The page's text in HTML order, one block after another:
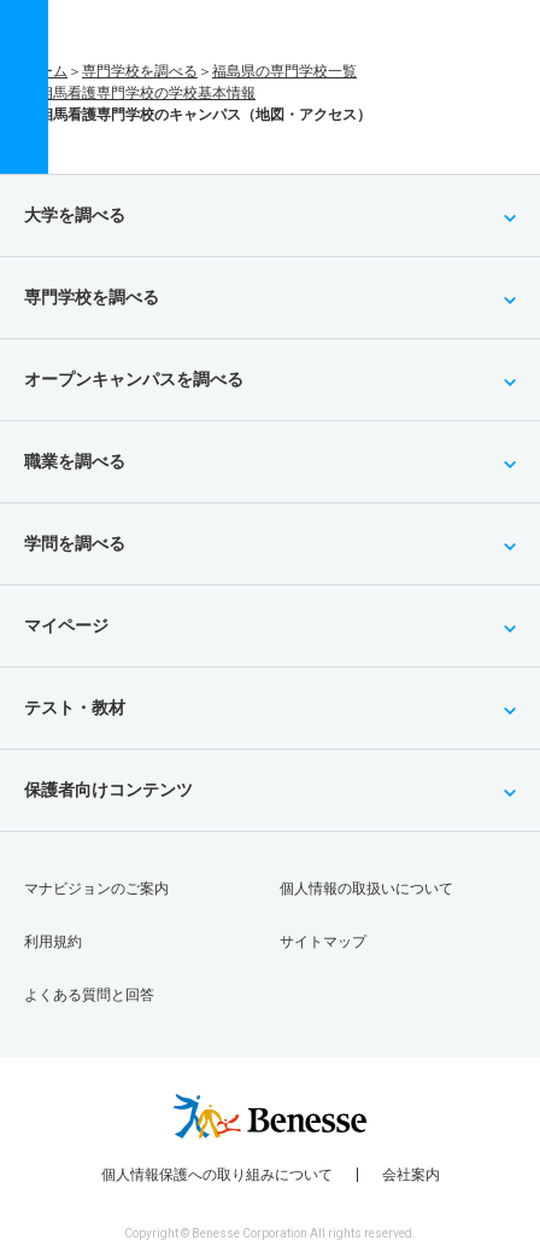
ホーム 専門学校を調べる
福島県の専門学校一覧
相馬看護専門学校の学校基本情報
相馬看護専門学校のキャンパス（地図・アクセス）
大学を調べる
専門学校を調べる
オープンキャンパスを調べる
職業を調べる
学問を調べる
マイページ
テスト・教材
保護者向けコンテンツ
マナビジョンのご案内
利用規約
よくある質問と回答
個人情報の取扱いについて
サイトマップ
個人情報保護への取り組みについて 会社案内
Copyright © Benesse Corporation All rights reserved.